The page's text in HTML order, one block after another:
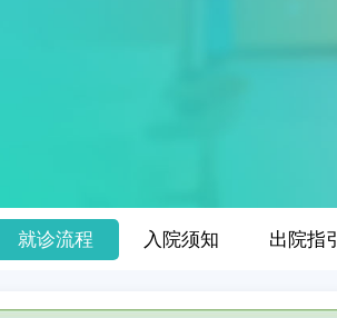
就诊流程 入院须知 出院指引